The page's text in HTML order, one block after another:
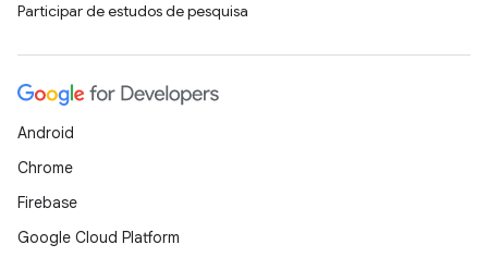
Participar de estudos de pesquisa
Android
Chrome
Firebase
Google Cloud Platform